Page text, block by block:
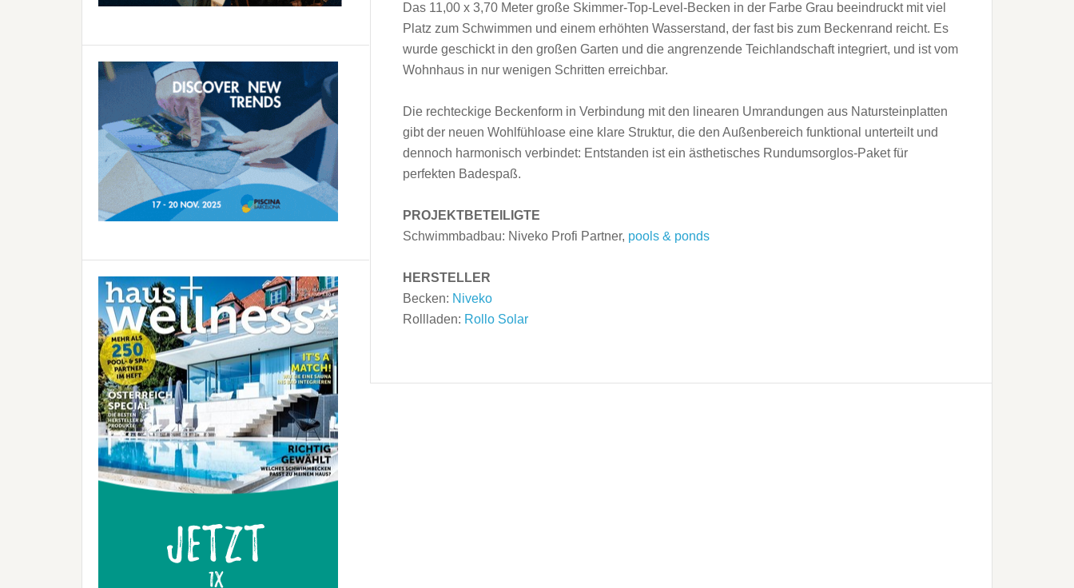
Das 11,00 x 3,70 Meter große Skimmer-Top-Level-Becken in der Farbe Grau beeindruckt mit viel
Platz zum Schwimmen und einem erhöhten Wasserstand, der fast bis zum Beckenrand reicht. Es
wurde geschickt in den großen Garten und die angrenzende Teichlandschaft integriert, und ist vom
Wohnhaus in nur wenigen Schritten erreichbar.
Die rechteckige Beckenform in Verbindung mit den linearen Umrandungen aus Natursteinplatten
gibt der neuen Wohlfühloase eine klare Struktur, die den Außenbereich funktional unterteilt und
dennoch harmonisch verbindet: Entstanden ist ein ästhetisches Rundumsorglos-Paket für
perfekten Badespaß.
PROJEKTBETEILIGTE
Schwimmbadbau: Niveko Profi Partner, pools & ponds
HERSTELLER
Becken: Niveko
Rollladen: Rollo Solar